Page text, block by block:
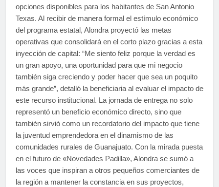
opciones disponibles para los habitantes de San Antonio
Texas. Al recibir de manera formal el estímulo económico
del programa estatal, Alondra proyectó las metas
operativas que consolidará en el corto plazo gracias a esta
inyección de capital: “Me siento feliz porque la verdad es
un gran apoyo, una oportunidad para que mi negocio
también siga creciendo y poder hacer que sea un poquito
más grande”, detalló la beneficiaria al evaluar el impacto de
este recurso institucional. La jornada de entrega no solo
representó un beneficio económico directo, sino que
también sirvió como un recordatorio del impacto que tiene
la juventud emprendedora en el dinamismo de las
comunidades rurales de Guanajuato. Con la mirada puesta
en el futuro de «Novedades Padilla», Alondra se sumó a
las voces que inspiran a otros pequeños comerciantes de
la región a mantener la constancia en sus proyectos,